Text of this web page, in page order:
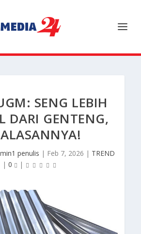
SENG LEBIH
DARI GENTENG,
penulis | Feb 7, 2026 | TREND
| 0 |